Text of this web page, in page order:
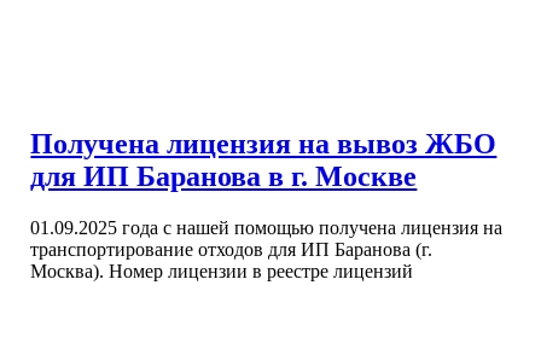
Получена лицензия на вывоз ЖБО
для ИП Баранова в г. Москве
01.09.2025 года с нашей помощью получена лицензия на
транспортирование отходов для ИП Баранова (г.
Москва). Номер лицензии в реестре лицензий